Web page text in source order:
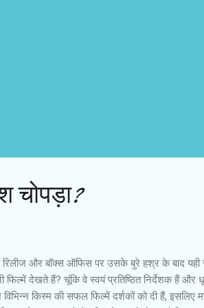
चोपड़ा?
और बॉक्स ऑफिस पर उसके बुरे हश्र के बाद यही
फिल्में देखते हैं? चूंकि वे स्वयं प्रतिष्ठित निर्देशक हैं और
किस्म की सफल फिल्में दर्शकों को दी हैं, इसलिए